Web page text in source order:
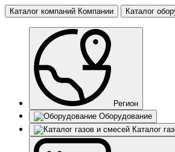
Каталог компаний Компании Каталог
Регион
Оборудование
Каталог